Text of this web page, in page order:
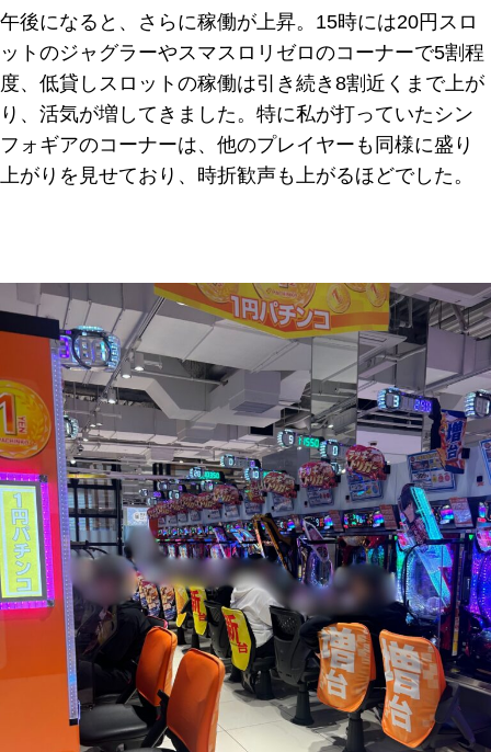
午後になると、さらに稼働が上昇。15時には20円スロ
ットのジャグラーやスマスロリゼロのコーナーで5割程
度、低貸しスロットの稼働は引き続き8割近くまで上が
り、活気が増してきました。特に私が打っていたシン
フォギアのコーナーは、他のプレイヤーも同様に盛り
上がりを見せており、時折歓声も上がるほどでした。